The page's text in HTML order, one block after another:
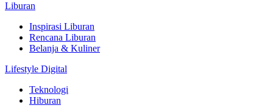
Liburan
Inspirasi Liburan
Rencana Liburan
Belanja & Kuliner
Lifestyle Digital
Teknologi
Hiburan